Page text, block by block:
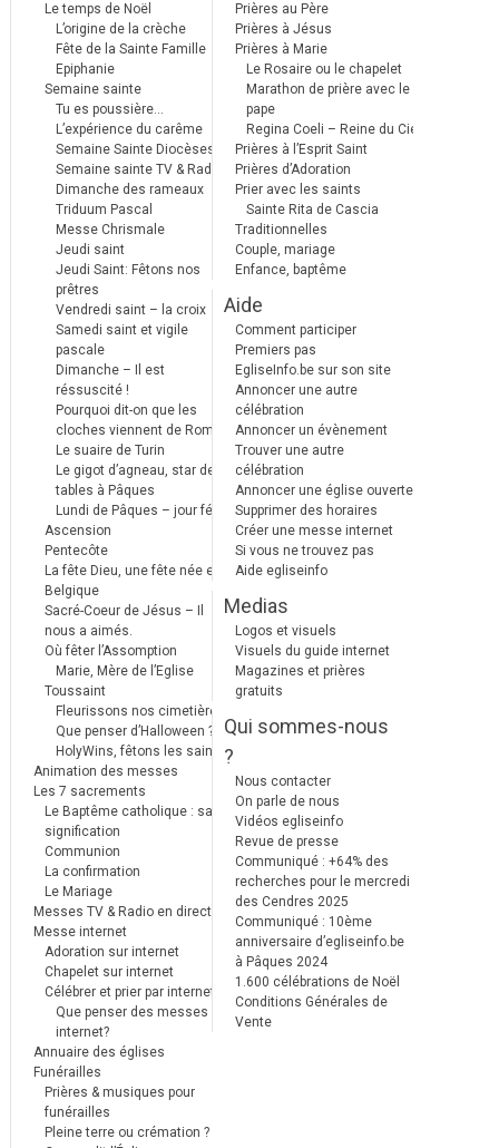
Le temps de Noël
L’origine de la crèche
Fête de la Sainte Famille
Epiphanie
Semaine sainte
Tu es poussière…
L’expérience du carême
Semaine Sainte Diocèses
Semaine sainte TV & Radio
Dimanche des rameaux
Triduum Pascal
Messe Chrismale
Jeudi saint
Jeudi Saint: Fêtons nos
prêtres
Vendredi saint – la croix
Samedi saint et vigile
pascale
Dimanche – Il est
réssuscité !
Pourquoi dit-on que les
cloches viennent de Rome ?
Le suaire de Turin
Le gigot d’agneau, star des
tables à Pâques
Lundi de Pâques – jour férié
Ascension
Pentecôte
La fête Dieu, une fête née en
Belgique
Sacré-Coeur de Jésus – Il
nous a aimés.
Où fêter l’Assomption
Marie, Mère de l’Eglise
Toussaint
Fleurissons nos cimetières
Que penser d’Halloween ?
HolyWins, fêtons les saints !
Animation des messes
Les 7 sacrements
Le Baptême catholique : sa
signification
Communion
La confirmation
Le Mariage
Messes TV & Radio en direct
Messe internet
Adoration sur internet
Chapelet sur internet
Célébrer et prier par internet
Que penser des messes
internet?
Annuaire des églises
Funérailles
Prières & musiques pour
funérailles
Pleine terre ou crémation ?
Prières au Père
Prières à Jésus
Prières à Marie
Le Rosaire ou le chapelet
Marathon de prière avec le
pape
Regina Coeli – Reine du Ciel
Prières à l’Esprit Saint
Prières d’Adoration
Prier avec les saints
Sainte Rita de Cascia
Traditionnelles
Couple, mariage
Enfance, baptême
Aide
Comment participer
Premiers pas
EgliseInfo.be sur son site
Annoncer une autre
célébration
Annoncer un évènement
Trouver une autre
célébration
Annoncer une église ouverte
Supprimer des horaires
Créer une messe internet
Si vous ne trouvez pas
Aide egliseinfo
Medias
Logos et visuels
Visuels du guide internet
Magazines et prières
gratuits
Qui sommes-nous
?
Nous contacter
On parle de nous
Vidéos egliseinfo
Revue de presse
Communiqué : +64% des
recherches pour le mercredi
des Cendres 2025
Communiqué : 10ème
anniversaire d’egliseinfo.be
à Pâques 2024
1.600 célébrations de Noël
Conditions Générales de
Vente